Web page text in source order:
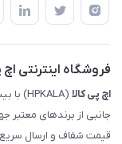
ضمانت اصالت کالا
رهگیری مرسولات چاپار
رهگیری مرسولات
تماس با ما
فروشگاه اینترنتی اچ
اچ‌ پی‌ کالا
جانبی از برندهای معتبر
قیمت شفاف و ارسال سریع